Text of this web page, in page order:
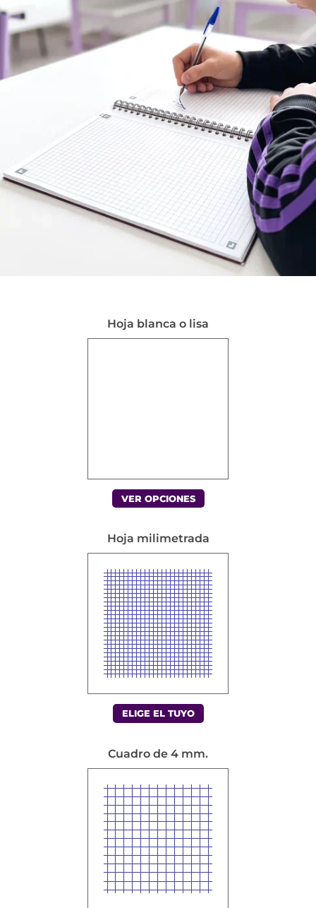
Hoja blanca o lisa
VER OPCIONES
Hoja milimetrada
ELIGE EL TUYO
Cuadro de 4 mm.